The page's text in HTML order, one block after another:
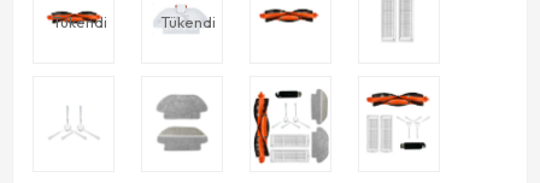
Tükendi Tükendi